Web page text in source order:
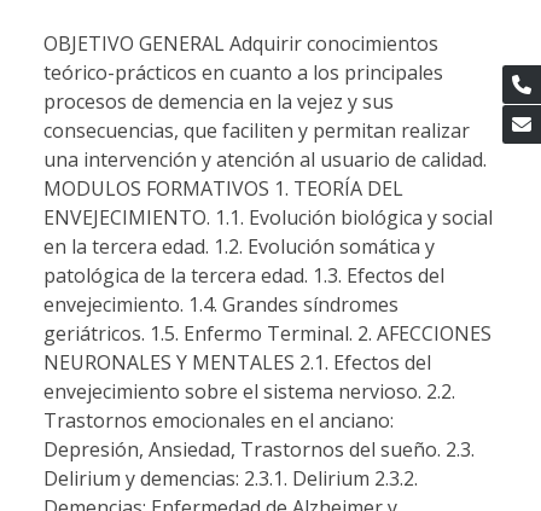
OBJETIVO GENERAL Adquirir conocimientos
teórico-prácticos en cuanto a los principales
procesos de demencia en la vejez y sus
consecuencias, que faciliten y permitan realizar
una intervención y atención al usuario de calidad.
MODULOS FORMATIVOS 1. TEORÍA DEL
ENVEJECIMIENTO. 1.1. Evolución biológica y social
en la tercera edad. 1.2. Evolución somática y
patológica de la tercera edad. 1.3. Efectos del
envejecimiento. 1.4. Grandes síndromes
geriátricos. 1.5. Enfermo Terminal. 2. AFECCIONES
NEURONALES Y MENTALES 2.1. Efectos del
envejecimiento sobre el sistema nervioso. 2.2.
Trastornos emocionales en el anciano:
Depresión, Ansiedad, Trastornos del sueño. 2.3.
Delirium y demencias: 2.3.1. Delirium 2.3.2.